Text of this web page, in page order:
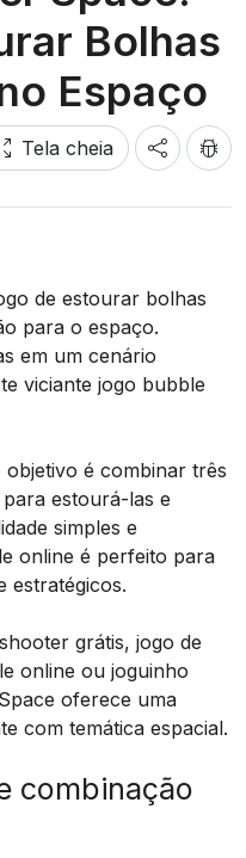
Bolhas
Espaço
Tela cheia
de estourar bolhas
para o espaço.
em um cenário
viciante jogo bubble
é combinar três
estourá-las e
simples e
online é perfeito para
estratégicos.
grátis, jogo de
online ou joguinho
oferece uma
com temática espacial.
combinação